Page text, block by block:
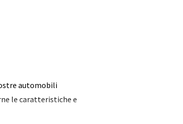
automobili
le caratteristiche e